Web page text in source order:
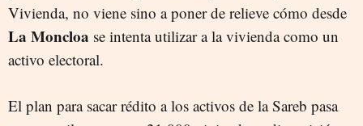
Vivienda, no viene sino a poner de relieve cómo desde
La Moncloa se intenta utilizar a la vivienda como un
activo electoral.
El plan para sacar rédito a los activos de la Sareb pasa